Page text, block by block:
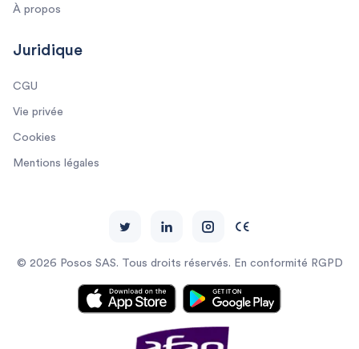
© 2026 Posos SAS. Tous droits réservés. En conformité RGPD
À propos
Juridique
CGU
Vie privée
Cookies
Mentions légales